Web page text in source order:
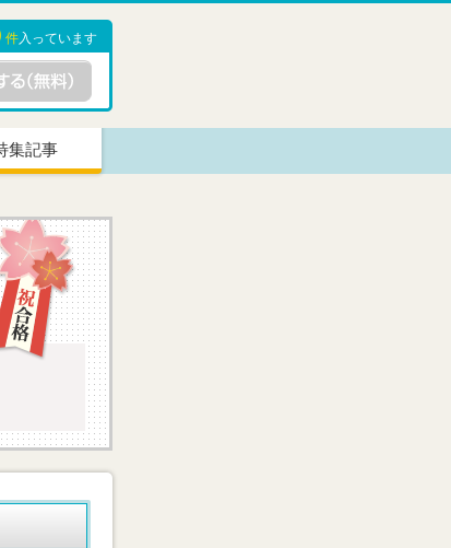
件入っています
集記事